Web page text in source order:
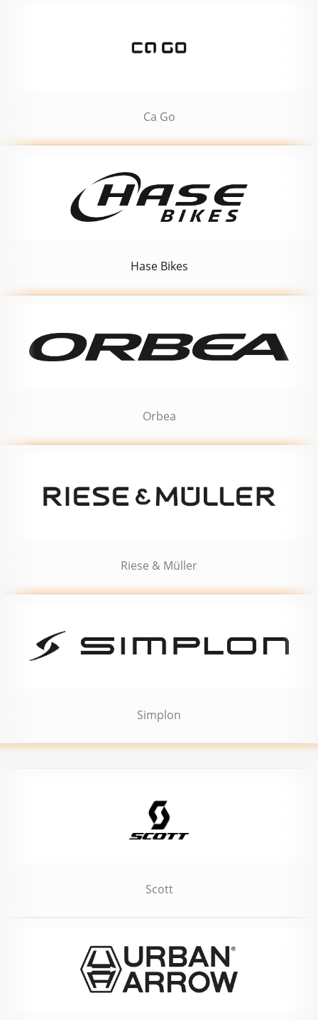
Ca Go
Hase Bikes
Orbea
Riese & Müller
Simplon
Scott